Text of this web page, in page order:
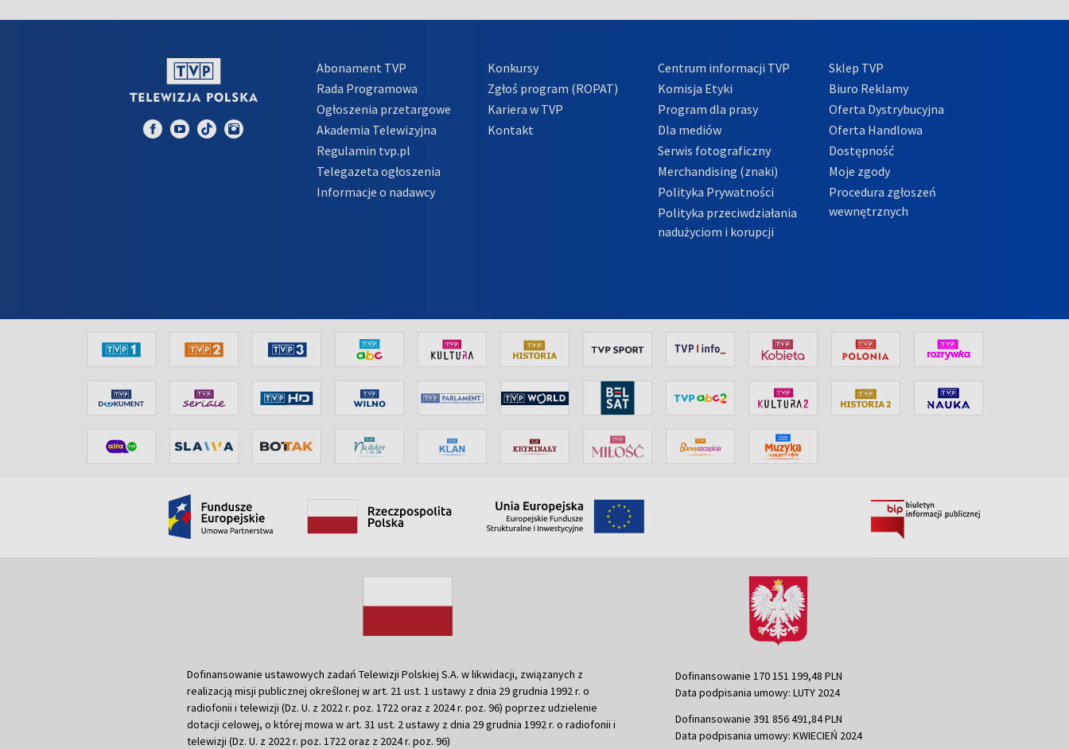
Abonament TVP
Rada Programowa
Ogłoszenia przetargowe
Akademia Telewizyjna
Regulamin tvp.pl
Telegazeta ogłoszenia
Informacje o nadawcy
Konkursy
Zgłoś program (ROPAT)
Kariera w TVP
Kontakt
Centrum informacji TVP
Komisja Etyki
Program dla prasy
Dla mediów
Serwis fotograficzny
Merchandising (znaki)
Polityka Prywatności
Polityka przeciwdziałania
nadużyciom i korupcji
Sklep TVP
Biuro Reklamy
Oferta Dystrybucyjna
Oferta Handlowa
Dostępność
Moje zgody
Procedura zgłoszeń
wewnętrznych
Dofinansowanie ustawowych zadań Telewizji Polskiej S.A. w likwidacji, związanych z
realizacją misji publicznej określonej w art. 21 ust. 1 ustawy z dnia 29 grudnia 1992 r. o
radiofonii i telewizji (Dz. U. z 2022 r. poz. 1722 oraz z 2024 r. poz. 96) poprzez udzielenie
dotacji celowej, o której mowa w art. 31 ust. 2 ustawy z dnia 29 grudnia 1992 r. o radiofonii i
telewizji (Dz. U. z 2022 r. poz. 1722 oraz z 2024 r. poz. 96)
Dofinansowanie 170 151 199,48 PLN
Data podpisania umowy: LUTY 2024
Dofinansowanie 391 856 491,84 PLN
Data podpisania umowy: KWIECIEŃ 2024